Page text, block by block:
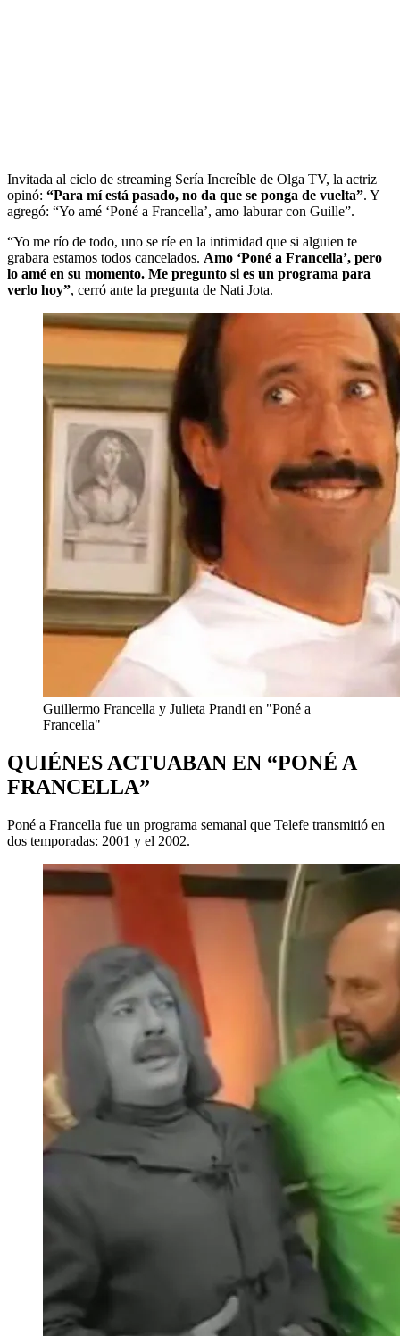
Invitada al ciclo de streaming Sería Increíble de Olga TV, la actriz
opinó: “Para mí está pasado, no da que se ponga de vuelta”. Y
agregó: “Yo amé ‘Poné a Francella’, amo laburar con Guille”.
“Yo me río de todo, uno se ríe en la intimidad que si alguien te
grabara estamos todos cancelados. Amo ‘Poné a Francella’, pero
lo amé en su momento. Me pregunto si es un programa para
verlo hoy”, cerró ante la pregunta de Nati Jota.
Guillermo Francella y Julieta Prandi en "Poné a
Francella"
QUIÉNES ACTUABAN EN “PONÉ A
FRANCELLA”
Poné a Francella fue un programa semanal que Telefe transmitió en
dos temporadas: 2001 y el 2002.